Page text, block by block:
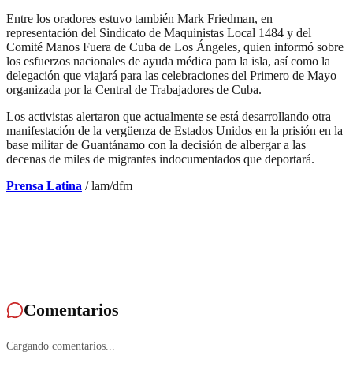
Entre los oradores estuvo también Mark Friedman, en
representación del Sindicato de Maquinistas Local 1484 y del
Comité Manos Fuera de Cuba de Los Ángeles, quien informó sobre
los esfuerzos nacionales de ayuda médica para la isla, así como la
delegación que viajará para las celebraciones del Primero de Mayo
organizada por la Central de Trabajadores de Cuba.
Los activistas alertaron que actualmente se está desarrollando otra
manifestación de la vergüenza de Estados Unidos en la prisión en la
base militar de Guantánamo con la decisión de albergar a las
decenas de miles de migrantes indocumentados que deportará.
Prensa Latina / lam/dfm
Comentarios
Cargando comentarios...